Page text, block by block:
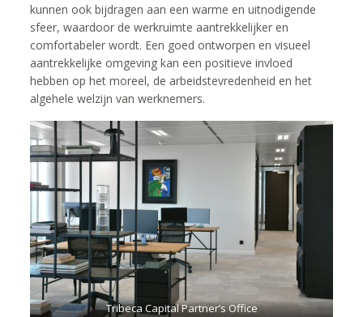
kunnen ook bijdragen aan een warme en uitnodigende
sfeer, waardoor de werkruimte aantrekkelijker en
comfortabeler wordt. Een goed ontworpen en visueel
aantrekkelijke omgeving kan een positieve invloed
hebben op het moreel, de arbeidstevredenheid en het
algehele welzijn van werknemers.
Tribeca Capital Partner’s Office